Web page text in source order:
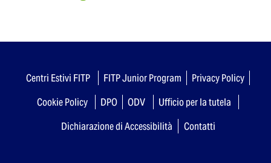
Centri Estivi FITP FITP Junior Program
Privacy Policy
Cookie Policy
DPO ODV
Ufficio per la tutela
Dichiarazione di Accessibilità
Contatti